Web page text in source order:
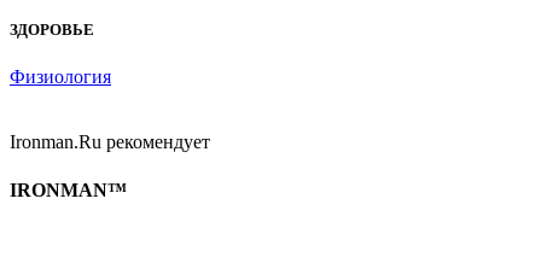
ЗДОРОВЬЕ
Физиология
Ironman.Ru рекомендует
IRONMAN™